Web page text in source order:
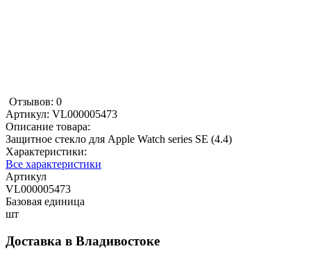
Отзывов: 0
Артикул: VL000005473
Описание товара:
Защитное стекло для Apple Watch series SE (4.4)
Характеристики:
Все характеристики
Артикул
VL000005473
Базовая единица
шт
Доставка в Владивостоке